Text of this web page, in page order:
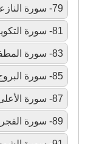
79- سورة النازعات
81- سورة التكوير
83- سورة المطففين
85- سورة البروج
87- سورة الأعلى
89- سورة الفجر